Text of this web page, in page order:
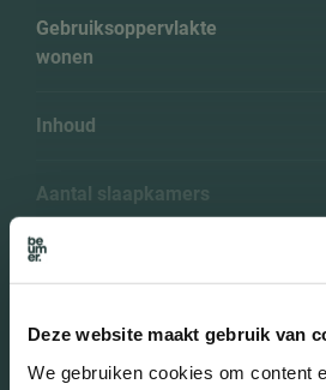
Deze website maakt gebruik van
We gebruiken cookies om content
Gebruiksoppervlakte
wonen
Inhoud
Aantal slaapkamers
Aantal woonlagen
Voorzieningen
Meer kenmerken